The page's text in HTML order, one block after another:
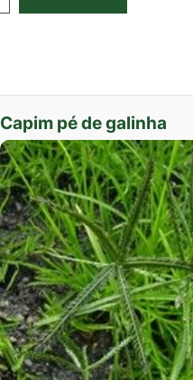
Capim pé de galinha